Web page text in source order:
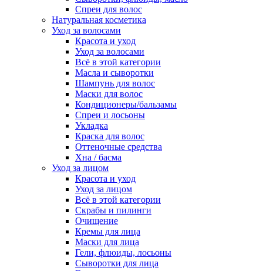
Спреи для волос
Натуральная косметика
Уход за волосами
Красота и уход
Уход за волосами
Всё в этой категории
Масла и сыворотки
Шампунь для волос
Маски для волос
Кондиционеры/бальзамы
Спреи и лосьоны
Укладка
Краска для волос
Оттеночные средства
Хна / басма
Уход за лицом
Красота и уход
Уход за лицом
Всё в этой категории
Скрабы и пилинги
Очищение
Кремы для лица
Маски для лица
Гели, флюиды, лосьоны
Сыворотки для лица